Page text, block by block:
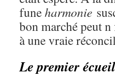
funeharmonie
bon marché peut
à une vraie
Le premier écueil